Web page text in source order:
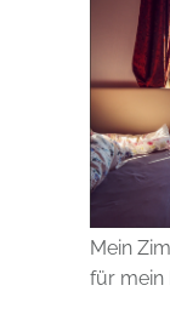
Mein
für mein